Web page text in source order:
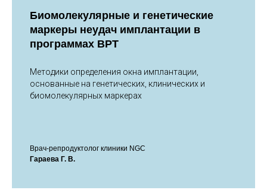
Биомолекулярные и генетические
маркеры неудач имплантации в
программах ВРТ
Методики определения окна имплантации,
основанные на генетических, клинических и
биомолекулярных маркерах
Врач-репродуктолог клиники NGC
Гараева Г. В.